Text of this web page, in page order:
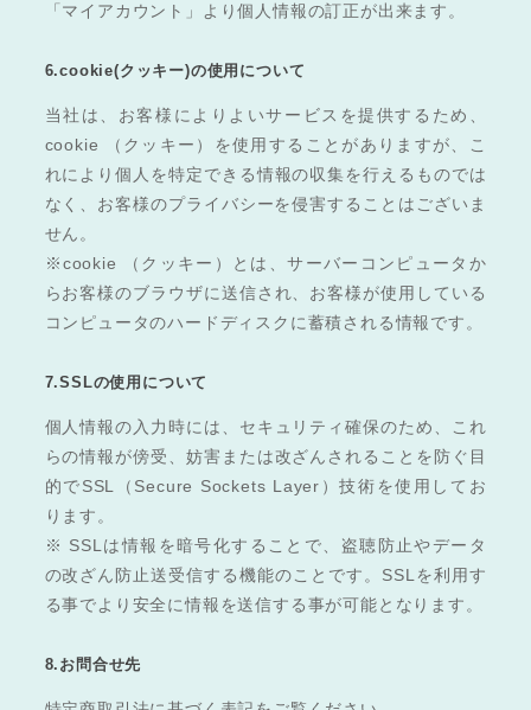
「マイアカウント」より個人情報の訂正が出来ます。
6.cookie(クッキー)の使用について
当社は、お客様によりよいサービスを提供するため、
cookie （クッキー）を使用することがありますが、こ
れにより個人を特定できる情報の収集を行えるものでは
なく、お客様のプライバシーを侵害することはございま
せん。
※cookie （クッキー）とは、サーバーコンピュータか
らお客様のブラウザに送信され、お客様が使用している
コンピュータのハードディスクに蓄積される情報です。
7.SSLの使用について
個人情報の入力時には、セキュリティ確保のため、これ
らの情報が傍受、妨害または改ざんされることを防ぐ目
的でSSL（Secure Sockets Layer）技術を使用してお
ります。
※ SSLは情報を暗号化することで、盗聴防止やデータ
の改ざん防止送受信する機能のことです。SSLを利用す
る事でより安全に情報を送信する事が可能となります。
8.お問合せ先